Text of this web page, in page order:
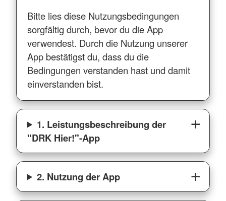
Bitte lies diese Nutzungsbedingungen
sorgfältig durch, bevor du die App
verwendest. Durch die Nutzung unserer
App bestätigst du, dass du die
Bedingungen verstanden hast und damit
einverstanden bist.
1. Leistungsbeschreibung der
"DRK Hier!"-App
2. Nutzung der App